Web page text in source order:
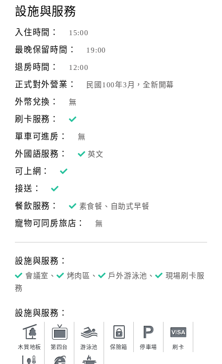
設施與服務
入住時間： 15:00
最晚保留時間： 19:00
退房時間： 12:00
正式對外營業： 民國100年3月，全新開幕
外幣兌換： 無
刷卡服務：
單車可進房：
無
外國語服務： 英文
可上網：
接送：
餐飲服務：
素食餐、自助式早餐
寵物可同房旅店： 無
設施與服務：
會議室、 烤肉區、 戶外游泳池、
現場刷卡服
務
設施與服務：
木質地板 第四台 游泳池 保險箱 停車場 刷卡